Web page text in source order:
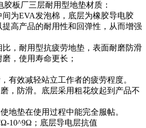
板厂三层耐用型地垫材质：
间为EVA发泡棉，底层为橡胶导电胶
高产品的耐用性和回弹性，从而增强
，耐用型抗疲劳地垫，表面耐磨防滑
，使用寿命更长；
有效减轻站立工作者的疲劳程度。
，防滑。底层采用粗花纹起到产品不
地垫在使用过程中能完全服帖。
10^9Ω；底层导电层抗值